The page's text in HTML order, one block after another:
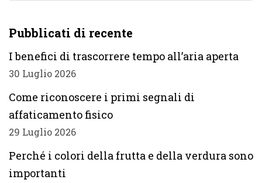
Pubblicati di recente
I benefici di trascorrere tempo all’aria aperta
30 Luglio 2026
Come riconoscere i primi segnali di
affaticamento fisico
29 Luglio 2026
Perché i colori della frutta e della verdura sono
importanti